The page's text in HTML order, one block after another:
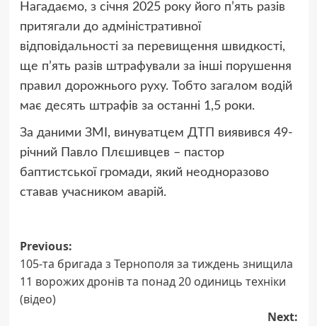
Нагадаємо, з січня 2025 року його п’ять разів
притягали до адміністративної
відповідальності за перевищення швидкості,
ще п’ять разів штрафували за інші порушення
правил дорожнього руху. Тобто загалом водій
має десять штрафів за останні 1,5 роки.
За даними ЗМІ, винуватцем ДТП виявився 49-
річний Павло Плєшивцев – пастор
баптистської громади, який неодноразово
ставав учасником аварій.
Post
navigation
Previous:
105-та бригада з Тернополя за тиждень знищила
11 ворожих дронів та понад 20 одиниць техніки
(відео)
Next: